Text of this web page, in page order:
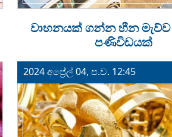
වාහනයක් ගන්න හීන මැව්ව
පණිවිඩයක්
2024 අප්‍රේල් 04, ප.ව. 12:45